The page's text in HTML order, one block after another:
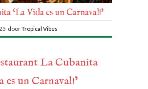
‘La Vida es un Carnaval!’
doorTropical Vibes
La Cubanita
es un Carnaval!’